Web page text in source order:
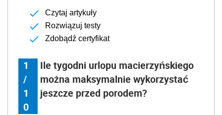
Czytaj artykuły
Rozwiązuj testy
Zdobądź certyfikat
1
/
1
0
Ile tygodni urlopu macierzyńskiego
można maksymalnie wykorzystać
jeszcze przed porodem?